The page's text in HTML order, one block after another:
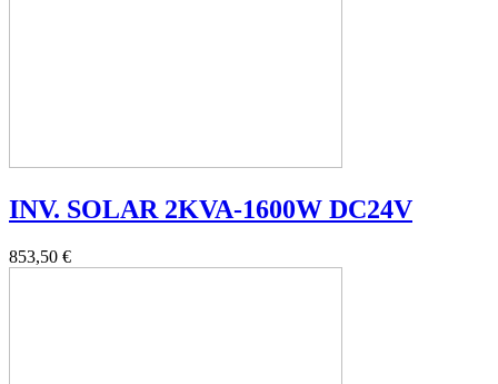
INV. SOLAR 2KVA-1600W DC24V
853,50 €